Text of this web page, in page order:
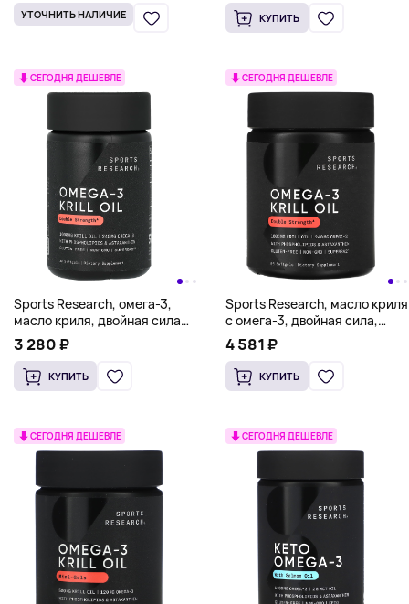
УТОЧНИТЬ НАЛИЧИЕ КУПИТЬ
СЕГОДНЯ ДЕШЕВЛЕ
Sports Research, омега-3,
масло криля, двойная сила
действия, 1000 мг, 30 капсул
3 280 ₽
КУПИТЬ
СЕГОДНЯ ДЕШЕВЛЕ
Sports Research, масло криля
с омега-3, двойная сила,
1000 мг, 60 капсул
4 581 ₽
КУПИТЬ
СЕГОДНЯ ДЕШЕВЛЕ СЕГОДНЯ ДЕШЕВЛЕ